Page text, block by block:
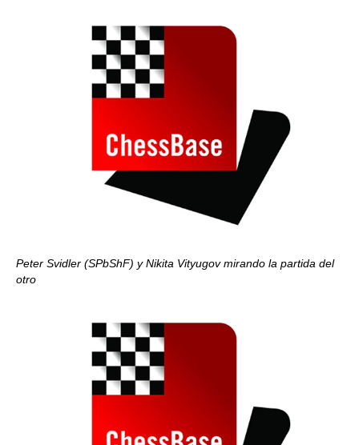
Peter Svidler (SPbShF) y Nikita Vityugov mirando la partida del
otro